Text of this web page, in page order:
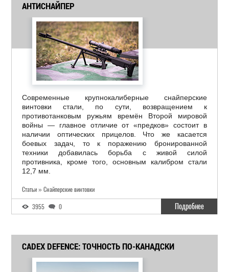
АНТИСНАЙПЕР
Современные крупнокалиберные снайперские
винтовки стали, по сути, возвращением к
противотанковым ружьям времён Второй мировой
войны — главное отличие от «предков» состоит в
наличии оптических прицелов. Что же касается
боевых задач, то к поражению бронированной
техники добавилась борьба с живой силой
противника, кроме того, основным калибром стали
12,7 мм.
Статьи » Снайперские винтовки
3955 0 Подробнее
CADEX DEFENCE: ТОЧНОСТЬ ПО-КАНАДСКИ